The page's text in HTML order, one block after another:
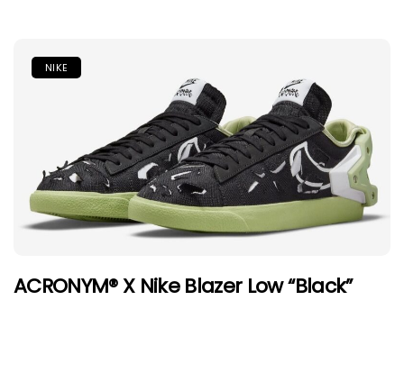
NIKE
ACRONYM® X Nike Blazer Low “Black”